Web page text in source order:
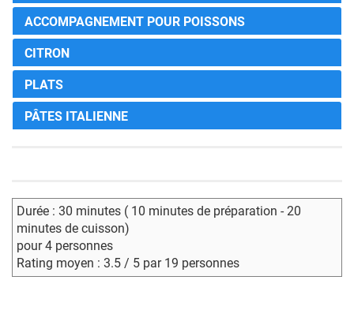
ACCOMPAGNEMENT POUR POISSONS
CITRON
PLATS
PÂTES ITALIENNE
Durée : 30 minutes ( 10 minutes de préparation - 20
minutes de cuisson)
pour 4 personnes
Rating moyen : 3.5 / 5 par 19 personnes